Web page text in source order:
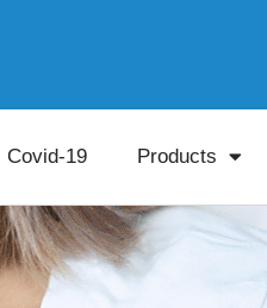
Covid-19 Products